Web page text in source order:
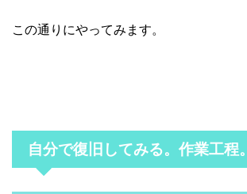
この通りにやってみます。
自分で復旧してみる。作業工程。